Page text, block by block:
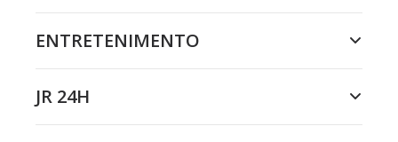
ENTRETENIMENTO
JR 24H